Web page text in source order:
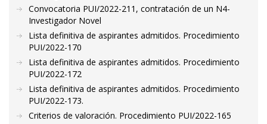
Convocatoria PUI/2022-211, contratación de un N4-
Investigador Novel
Lista definitiva de aspirantes admitidos. Procedimiento
PUI/2022-170
Lista definitiva de aspirantes admitidos. Procedimiento
PUI/2022-172
Lista definitiva de aspirantes admitidos. Procedimiento
PUI/2022-173.
Criterios de valoración. Procedimiento PUI/2022-165